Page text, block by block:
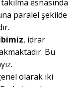
esnasında
paralel şekilde
, idrar
Bu
olarak iki